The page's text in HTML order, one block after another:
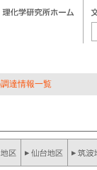
達情報一覧